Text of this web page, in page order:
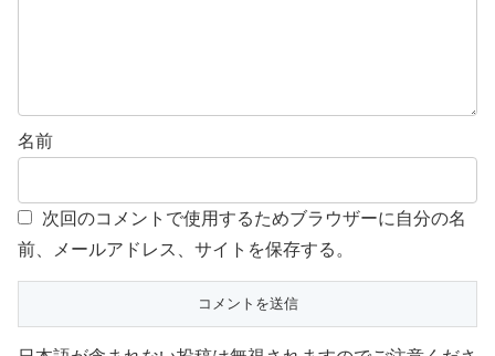
名前
次回のコメントで使用するためブラウザーに自分の名
前、メールアドレス、サイトを保存する。